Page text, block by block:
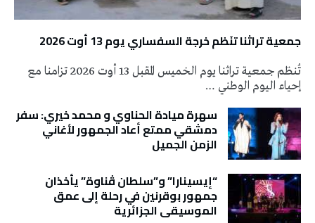
جمعية تراثنا تنَظم خرجة السفساري يوم 13 أوت 2026
تُنظم جمعية تراثنا يوم الخميس المقبل 13 أوت 2026 تزامنا مع
إحياء اليوم الوطني …
سهرة ميادة الحناوي و محمد خيري: سفر
دمشقي ممتع أعاد الجمهور لأغاني
الزمن الجميل
“إيسينارا” و”سلطان ڤناوة” يأخذان
جمهور بوقرنين في رحلة إلى عمق
الموسيقى الجزائرية